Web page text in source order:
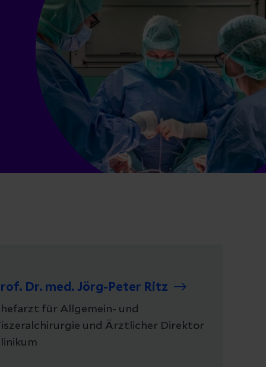
Dr. med. Jörg-Peter Ritz
für Allgemein- und
und Ärztlicher Direktor